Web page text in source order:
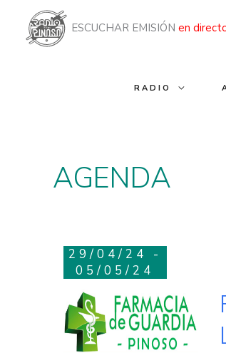
contenido
ESCUCHAR EMISIÓN en
RADIO
AGENDA
29/04/24 -
05/05/24